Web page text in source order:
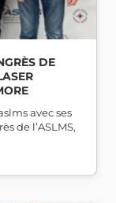
DE
avec ses
de l’ASLMS,